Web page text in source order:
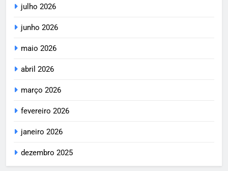
julho 2026
junho 2026
maio 2026
abril 2026
março 2026
fevereiro 2026
janeiro 2026
dezembro 2025